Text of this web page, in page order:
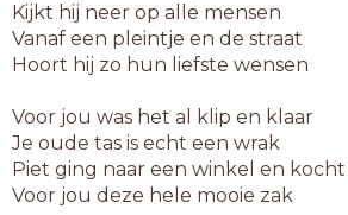
Kijkt hij neer op alle mensen
Vanaf een pleintje en de straat
Hoort hij zo hun liefste wensen
Voor jou was het al klip en klaar
Je oude tas is echt een wrak
Piet ging naar een winkel en
Voor jou deze hele mooie zak